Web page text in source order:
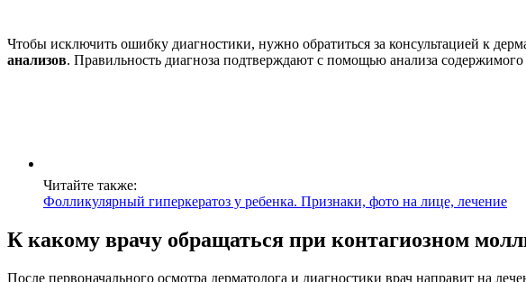
Чтобы исключить ошибку диагностики, нужно обратиться за консультацией к
анализов. Правильность диагноза подтверждают с помощью анализа содержимого
Читайте также:
Фолликулярный гиперкератоз у ребенка. Признаки, фото на лице, лечение
К какому врачу обращаться при контагиозном
После первоначального осмотра дерматолога и диагностики врач направит на